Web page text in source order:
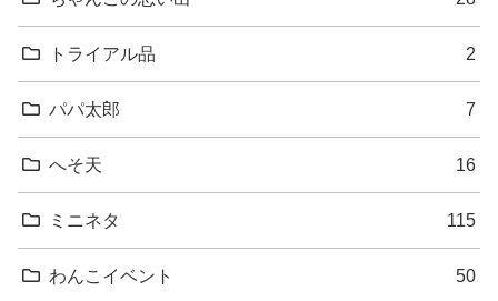
トライアル品 2
パパ太郎 7
へそ天 16
ミニネタ 115
わんこイベント 50